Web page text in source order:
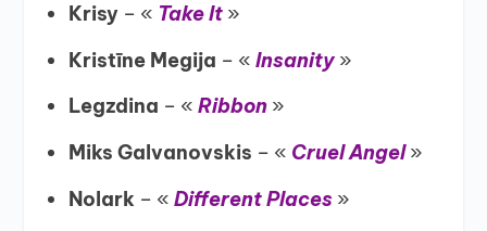
Krisy– « Take It»
Kristīne Megija – « Insanity»
Legzdina – « Ribbon»
Miks Galvanovskis – « Cruel Angel»
Nolark – « Different Places»